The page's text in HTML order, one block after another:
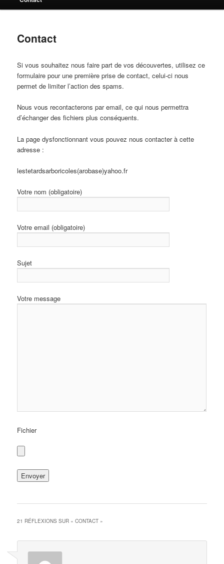
Contact
Si vous souhaitez nous faire part de vos découvertes, utilisez ce
formulaire pour une première prise de contact, celui-ci nous
permet de limiter l’action des spams.
Nous vous recontacterons par email, ce qui nous permettra
d’échanger des fichiers plus conséquents.
La page dysfonctionnant vous pouvez nous contacter à cette
adresse :
lestetardsarboricoles(arobase)yahoo.fr
Votre nom (obligatoire)
Votre email (obligatoire)
Sujet
Votre message
Fichier
21 RÉFLEXIONS SUR «CONTACT »